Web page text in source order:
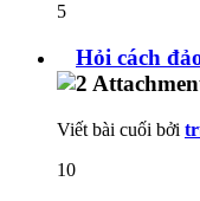
5
Hỏi cách
Viết bài cuối bởi
10